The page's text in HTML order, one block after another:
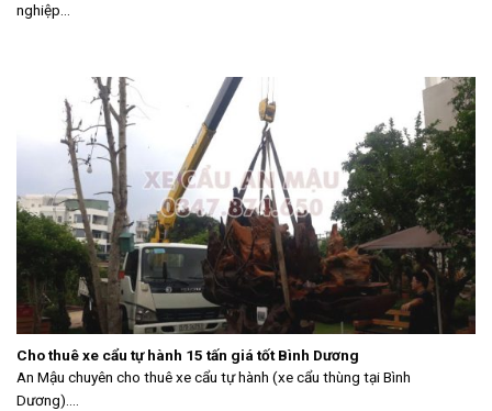
nghiệp...
Cho thuê xe cẩu tự hành 15 tấn giá tốt Bình Dương
An Mậu chuyên cho thuê xe cẩu tự hành (xe cẩu thùng tại Bình
Dương)....